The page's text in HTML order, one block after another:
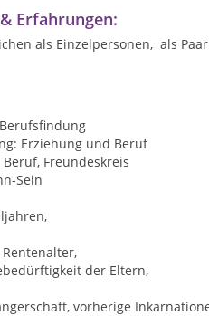
Erfahrungen:
als Einzelpersonen, als
Erziehung und Beruf
Freundeskreis
Sein
der Eltern,
vorherige